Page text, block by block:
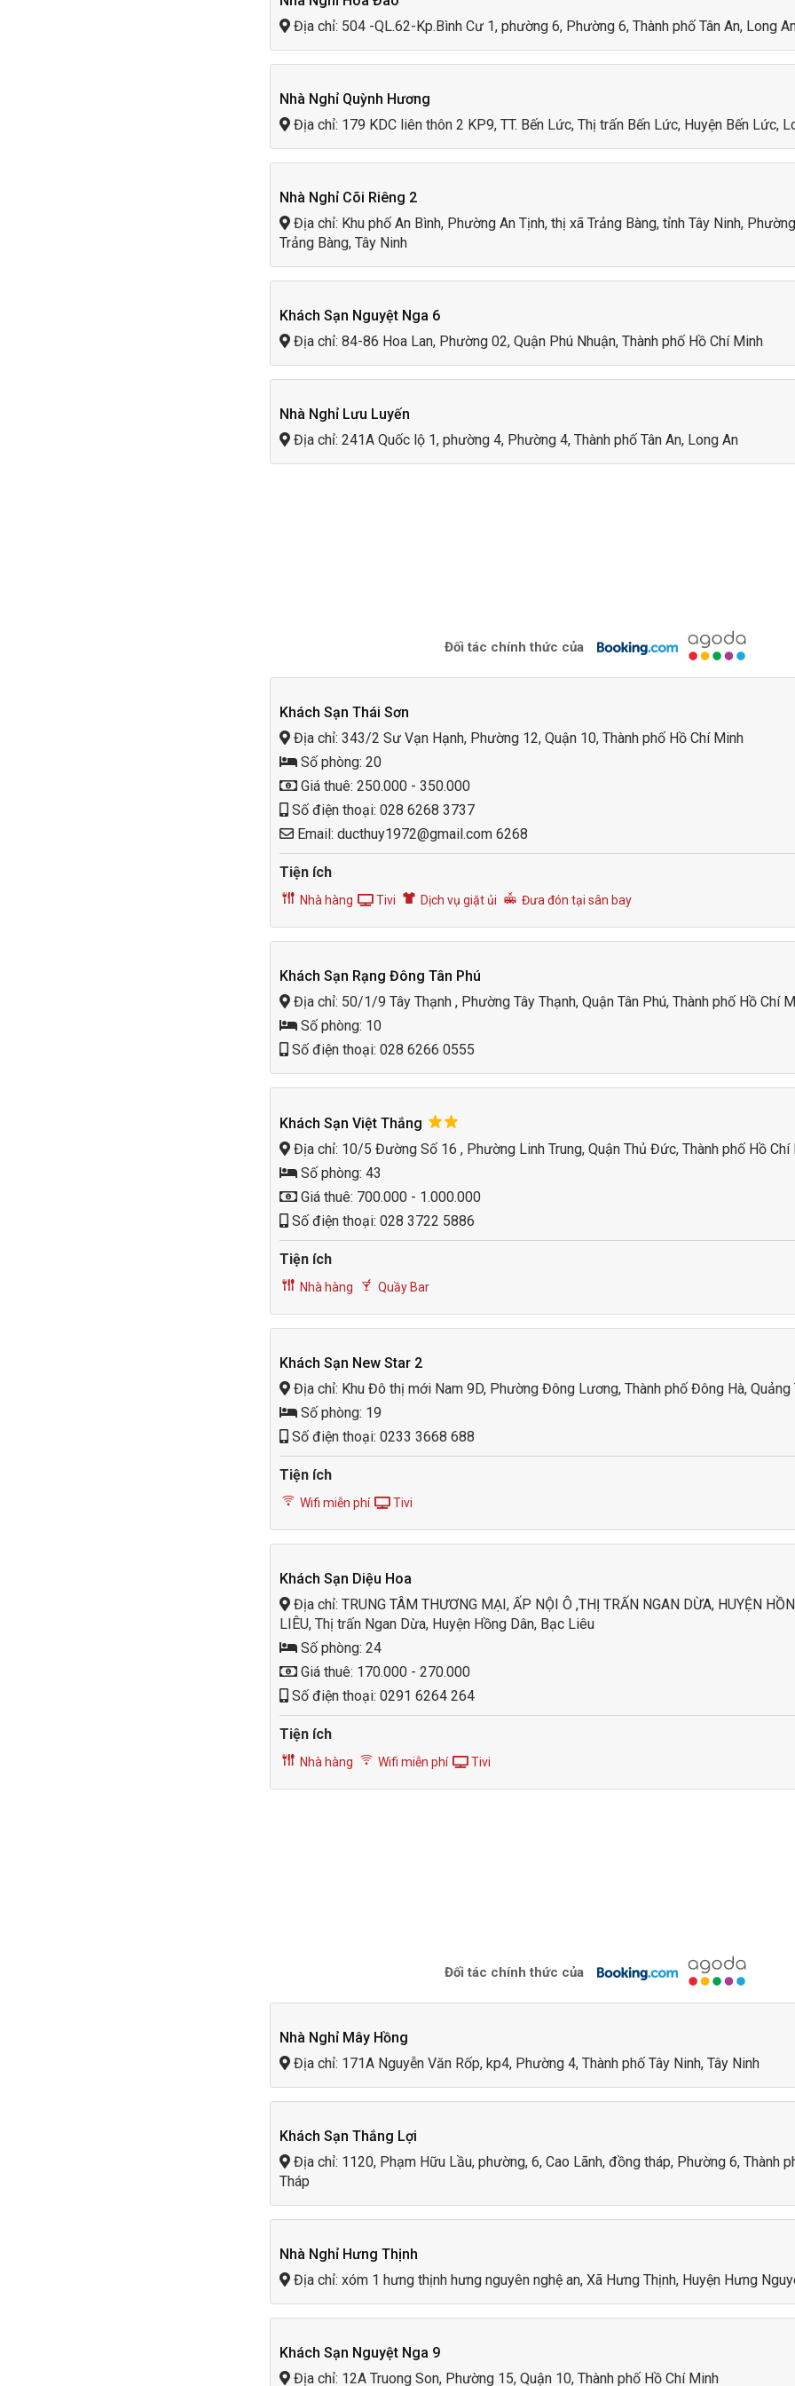
Hệ thống sẽ lọc các khách sạn, nhà nghỉ quanh bạn và sắp xếp theo thứ tự từ nhỏ nhất đến lớn nhất.
Khi sử dụng máy tính, google sẽ định vị thông qua địa chỉ IP, do đó vị trí của bạn có thể
di động (định vị bằng GPS). Nếu bạn thấy quãng đường không đúng có thể vị trí của địa chỉ IP
Bạn có thể tìm những gì trên TOPBEST:
Tại các công cụ lọc củaTOPBEST, bạn hãy tìm tới Loại Lưu trú rồi chọn các loại hình lưu trú bạn
phân ra khoảng 25 loại hình lưu trú khác nhau như: Khách sạn, Nhà nghỉ (vèn đường, nông thôn, nhà
thuyền, nhà gỗ, lều trại.....
Lọc địa điểm lưu trú theo địa điểm:
Lọc cấp sao lưu trú:
Với các loai lưu trú như khách sạn, Resort, Du thuyền... còn được phân ra theo cấp độ từ 1 sao đến
Ngoài ra, nếu bạn thấy không có khách sạn, nhà nghỉ bạn mong muốn, hãy đừng ngần ngại chia sẻ
Thêm khách sạn/nhà nghỉ mới] - Bạn cần đăng nhập để có thể đăng mới địa điểm lưu
Địa chỉ: 504 -QL.62-Kp.Bình Cư 1, phường 6, Phường 6, Thành phố Tân An, Long
Nhà Nghỉ Quỳnh Hương
Địa chỉ: 179 KDC liên thôn 2 KP9, TT. Bến Lức, Thị trấn Bến Lức, Huyện Bến Lức,
Nhà Nghỉ Cõi Riêng 2
Địa chỉ: Khu phố An Bình, Phường An Tịnh, thị xã Trảng Bàng, tỉnh Tây Ninh,
Trảng Bàng, Tây Ninh
Khách Sạn Nguyệt Nga 6
Địa chỉ: 84-86 Hoa Lan, Phường 02, Quận Phú Nhuận, Thành phố Hồ Chí Minh
Nhà Nghỉ Lưu Luyến
Địa chỉ: 241A Quốc lộ 1, phường 4, Phường 4, Thành phố Tân An, Long An
Đối tác chính thức của
Khách Sạn Thái Sơn
Địa chỉ: 343/2 Sư Vạn Hạnh, Phường 12, Quận 10, Thành phố Hồ Chí Minh
Số phòng: 20
Giá thuê: 250.000 - 350.000
Số điện thoại: 028 6268 3737
Email: ducthuy1972@gmail.com 6268
Tiện ích
Nhà hàng Tivi Dịch vụ giặt ủi Đưa đón tại sân bay
Khách Sạn Rạng Đông Tân Phú
Địa chỉ: 50/1/9 Tây Thạnh , Phường Tây Thạnh, Quận Tân Phú, Thành phố Hồ Chí
Số phòng: 10
Số điện thoại: 028 6266 0555
Khách Sạn Việt Thắng
Địa chỉ: 10/5 Đường Số 16 , Phường Linh Trung, Quận Thủ Đức, Thành phố Hồ Chí
Số phòng: 43
Giá thuê: 700.000 - 1.000.000
Số điện thoại: 028 3722 5886
Tiện ích
Nhà hàng Quầy Bar
Khách Sạn New Star 2
Địa chỉ: Khu Đô thị mới Nam 9D, Phường Đông Lương, Thành phố Đông Hà, Quảng
Số phòng: 19
Số điện thoại: 0233 3668 688
Tiện ích
Wifi miễn phí Tivi
Khách Sạn Diệu Hoa
Địa chỉ: TRUNG TÂM THƯƠNG MẠI, ẤP NỘI Ô ,THỊ TRẤN NGAN DỪA, HUYỆN
LIÊU, Thị trấn Ngan Dừa, Huyện Hồng Dân, Bạc Liêu
Số phòng: 24
Giá thuê: 170.000 - 270.000
Số điện thoại: 0291 6264 264
Tiện ích
Nhà hàng Wifi miễn phí Tivi
Đối tác chính thức của
Nhà Nghỉ Mây Hồng
Địa chỉ: 171A Nguyễn Văn Rốp, kp4, Phường 4, Thành phố Tây Ninh, Tây Ninh
Khách Sạn Thắng Lợi
Địa chỉ: 1120, Phạm Hữu Lầu, phường, 6, Cao Lãnh, đồng tháp, Phường 6, Thành
Tháp
Nhà Nghỉ Hưng Thịnh
Địa chỉ: xóm 1 hưng thịnh hưng nguyên nghệ an, Xã Hưng Thịnh, Huyện Hưng
Khách Sạn Nguyệt Nga 9
Địa chỉ: 12A Truong Son, Phường 15, Quận 10, Thành phố Hồ Chí Minh